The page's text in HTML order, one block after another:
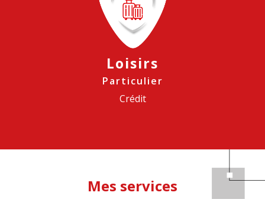
Loisirs
Particulier
Crédit
Mes services